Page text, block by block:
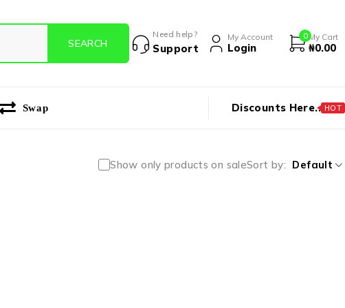
Need help?
Support
My Account
Login
0 My Cart
₦0.00
Swap Discounts Here.. HOT
Show only products on saleSort by Default